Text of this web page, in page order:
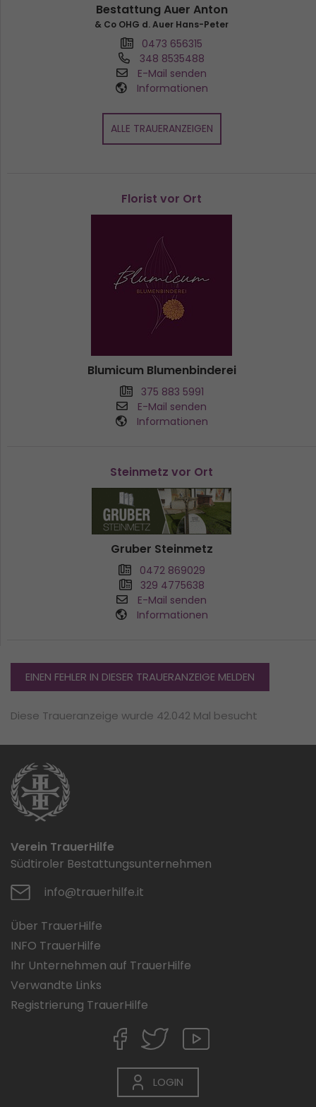
Bestattung Auer Anton
& Co OHG d. Auer Hans-Peter
0473 656315
348 8535488
E-Mail senden
Informationen
ALLE TRAUERANZEIGEN
Florist vor Ort
Blumicum Blumenbinderei
375 883 5991
E-Mail senden
Informationen
Steinmetz vor Ort
Gruber Steinmetz
0472 869029
329 4775638
E-Mail senden
Informationen
EINEN FEHLER IN DIESER TRAUERANZEIGE MELDEN
Diese Traueranzeige wurde 42.042 Mal besucht
Verein TrauerHilfe
Südtiroler Bestattungsunternehmen
info@trauerhilfe.it
Über TrauerHilfe
INFO TrauerHilfe
Ihr Unternehmen auf TrauerHilfe
Verwandte Links
Registrierung TrauerHilfe
LOGIN